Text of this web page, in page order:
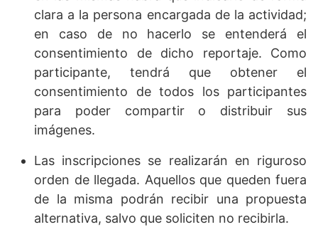
clara a la persona encargada de la actividad;
en caso de no hacerlo se entenderá el
consentimiento de dicho reportaje. Como
participante, tendrá que obtener el
consentimiento de todos los participantes
para poder compartir o distribuir sus
imágenes.
Las inscripciones se realizarán en riguroso
orden de llegada. Aquellos que queden fuera
de la misma podrán recibir una propuesta
alternativa, salvo que soliciten no recibirla.